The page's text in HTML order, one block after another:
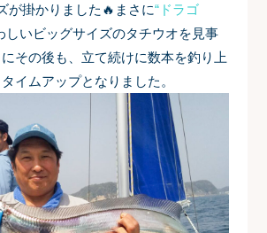
が掛かりました🔥まさに“ドラゴ
しいビッグサイズのタチウオを見事
その後も、立て続けに数本を釣り上
イムアップとなりました。